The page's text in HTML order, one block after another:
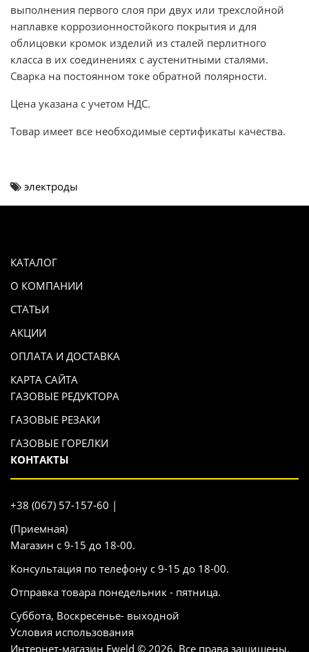
выполнения первого слоя при двух или трехслойной
наплавке коррозионностойкого покрытия и для
облицовки кромок изделий из сталей перлитного
класса в их соединениях с аустенитными сталями.
Сварка на постоянном токе обратной полярности.
Цена указана с учетом НДС.
Товар имеет все необходимые сертификаты качества.
электроды
КАТАЛОГ
О КОМПАНИИ
СТАТЬИ
АКЦИИ
ОПЛАТА И ДОСТАВКА
КАРТА САЙТА
ГАЗОВЫЕ РЕДУКТОРА
ГАЗОВЫЕ РЕЗАКИ
ГАЗОВЫЕ ГОРЕЛКИ
КОНТАКТЫ
+38 (067) 57-157-60 |
(Приемная)
Магазин с 9-15 до 18-00.
Консультация по телефону с 9-15 до 18-00.
Отправка товара понедельник - пятница.
Суббота, Воскресенье- выходной
Условия использования
Интернет-магазин Eweld © 2026. Все права защищены.